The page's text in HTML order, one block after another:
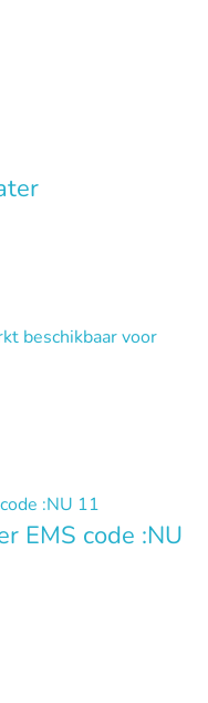
beschikbaar voor
EMS code :NU